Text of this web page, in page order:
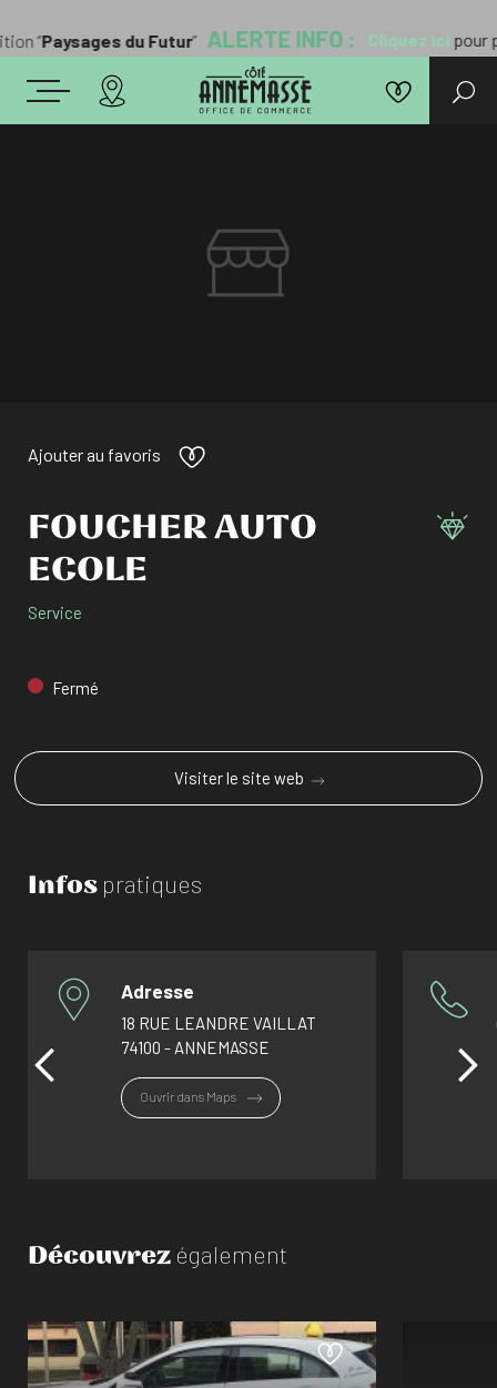
“Paysages du Futur” ALERTE INFO : Cliquez icipour
Ajouter au favoris
FOUCHER AUTO
ECOLE
Service
Fermé
Visiter le site web
Infos pratiques
Adresse
18 RUE LEANDRE VAILLAT
74100 - ANNEMASSE
Ouvrir dans Maps
Découvrez également